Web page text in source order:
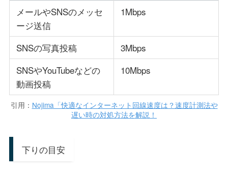
メールやSNSのメッセ
ージ送信
1Mbps
SNSの写真投稿
3Mbps
SNSやYouTubeなどの
動画投稿
10Mbps
引用： Nojima「快適なインターネット回線速度は？速度計測法や
遅い時の対処方法を解説！
下りの目安